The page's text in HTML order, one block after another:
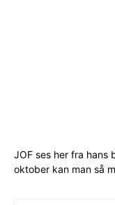
JOF ses her fra hans
oktober kan man så